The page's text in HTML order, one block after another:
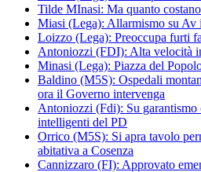
Tilde MInasi: Ma quanto
Miasi (Lega): Allarmismo su Av
Loizzo (Lega): Preoccupa furti
Antoniozzi (FDI): Alta velocità
Minasi (Lega): Piazza del
Baldino (M5S): Ospedali
ora il Governo intervenga
Antoniozzi (Fdi): Su
intelligenti del PD
Orrico (M5S): Si apra tavolo
abitativa a Cosenza
Cannizzaro (FI): Approvato